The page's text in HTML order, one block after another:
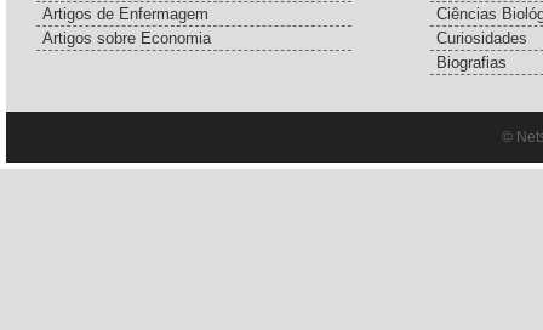
Artigos de Enfermagem
Artigos sobre Economia
Ciências
Curiosidades
Biografias
©